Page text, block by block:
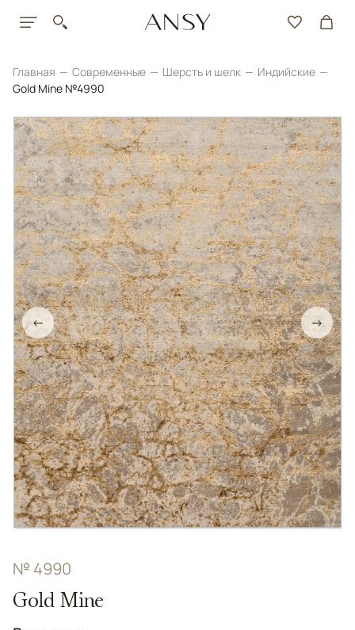
Главная Современные Шерсть и шелк
Индийские
Gold Mine №4990
← →
№ 4990
Gold Mine